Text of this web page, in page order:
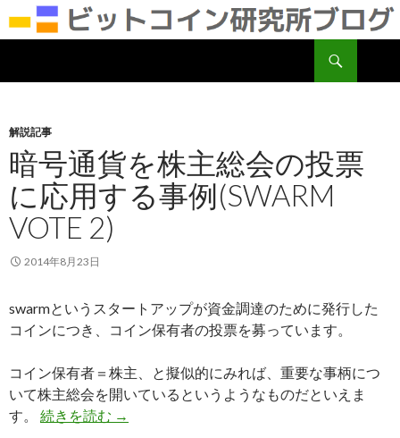
ン
ツ
へ
移
動
解説記事
暗号通貨を株主総会の投票
に応用する事例(SWARM
VOTE 2)
2014年8月23日
swarmというスタートアップが資金調達のために発行した
コインにつき、コイン保有者の投票を募っています。
コイン保有者＝株主、と擬似的にみれば、重要な事柄につ
いて株主総会を開いているというようなものだといえま
す。 続きを読む 暗号通貨を株主総会の投票に応用する事例
→